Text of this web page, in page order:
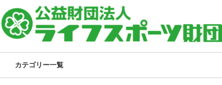
カテゴリー一覧